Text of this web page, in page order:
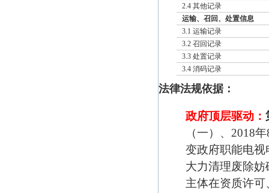
2.4 其他记录
运输、召回、处置信息
3.1 运输记录
3.2 召回记录
3.3 处置记录
3.4 消码记录
法律法规依据：
政府顶层驱动：
（一）、2018
变政府职能电
大力清理废除
主体在资质许